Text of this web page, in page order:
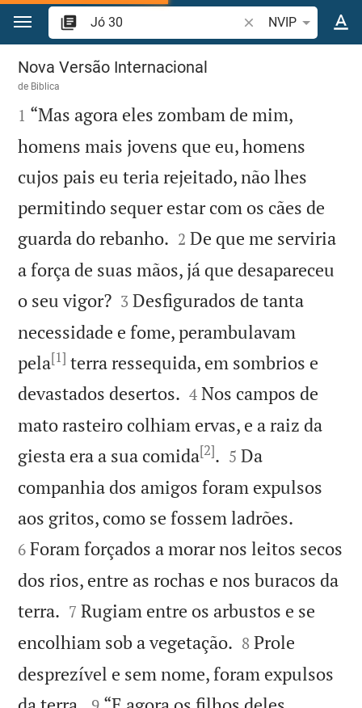
Ir para o conteúdo
Pesquise
NVIP
Jó 30
Nova Versão Internacional
de Biblica

1 “Mas agora eles zombam de mim,
homens mais jovens que eu, homens
cujos pais eu teria rejeitado, não lhes
permitindo sequer estar com os cães de
guarda do rebanho. 

2 De que me serviria
a força de suas mãos, já que desapareceu
o seu vigor?
3 Desfigurados de tanta
necessidade e fome, perambulavam
pela[1] terra ressequida, em sombrios e
devastados desertos. 

4 Nos campos de
mato rasteiro colhiam ervas, e a raiz da
giesta era a sua comida[2]. 

5 Da
companhia dos amigos foram expulsos
aos gritos, como se fossem ladrões.
6 Foram forçados a morar nos leitos secos
dos rios, entre as rochas e nos buracos da
terra. 

7 Rugiam entre os arbustos e se
encolhiam sob a vegetação. 

8 Prole
desprezível e sem nome, foram expulsos

